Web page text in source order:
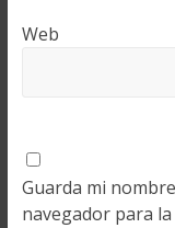
Web
Guarda mi
navegador para